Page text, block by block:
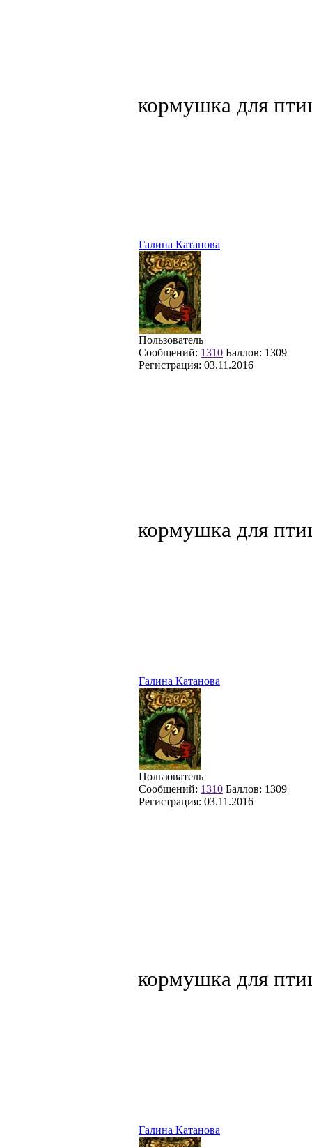
кормушка для
Галина Катанова
Пользователь
Сообщений: 1310 Баллов: 1309
Регистрация: 03.11.2016
кормушка для
Галина Катанова
Пользователь
Сообщений: 1310 Баллов: 1309
Регистрация: 03.11.2016
кормушка для
Галина Катанова